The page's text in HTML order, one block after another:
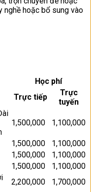
nghề hoặc bổ sung vào
Học phí
Trực tiếp
Trực
tuyến
1,500,000 1,100,000
1,500,000
1,100,000
1,500,000
1,100,000
1,500,000
1,100,000
2,200,000
1,700,000